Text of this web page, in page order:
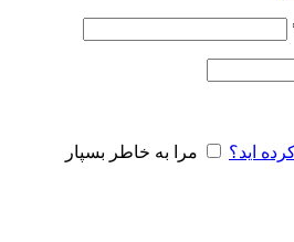
اید؟
مرا به خاطر بسپار